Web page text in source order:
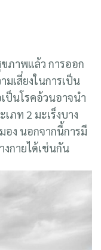
ภาพแล้ว การออก
มเสี่ยงในการเป็น
ป็นโรคอ้วนอาจนำ
ภท 2 มะเร็งบาง
อง นอกจากนี้การมี
กายได้เช่นกัน